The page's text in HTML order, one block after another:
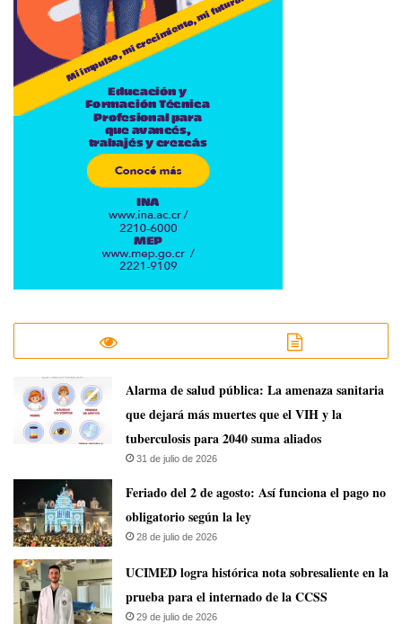
​Alarma de salud pública: La amenaza sanitaria
que dejará más muertes que el VIH y la
tuberculosis para 2040 suma aliados
31 de julio de 2026
Feriado del 2 de agosto: Así funciona el pago no
obligatorio según la ley
28 de julio de 2026
UCIMED logra histórica nota sobresaliente en la
prueba para el internado de la CCSS
29 de julio de 2026